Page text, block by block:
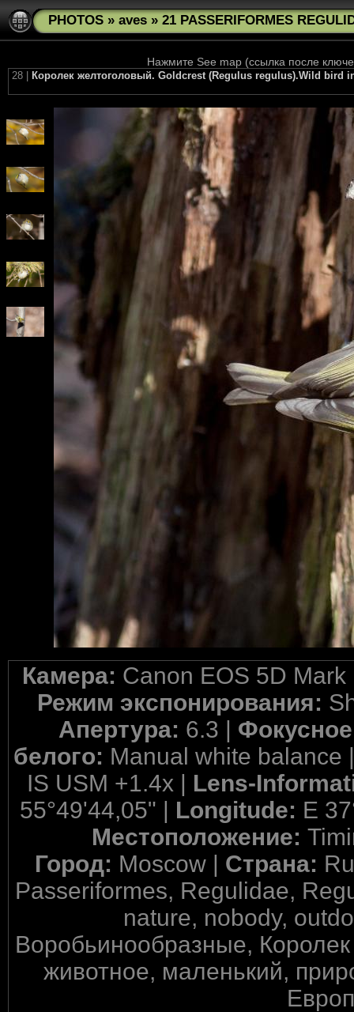
PHOTOS » aves » 21 PASSERIFORMES
Нажмите See map (ссылка после
28 | Королек желтоголовый. Goldcrest (Regulus regulus).Wild bird
Камера: Canon EOS 5D
Режим экспонирования:
Апертура: 6.3 |
белого: Manual white balance
IS USM +1.4x | Lens-
55°49'44,05" | Longitude: E
Местоположение:
Город: Moscow | Страна:
Passeriformes, Regulidae,
nature, nobody,
Воробьинообразные,
животное, маленький,